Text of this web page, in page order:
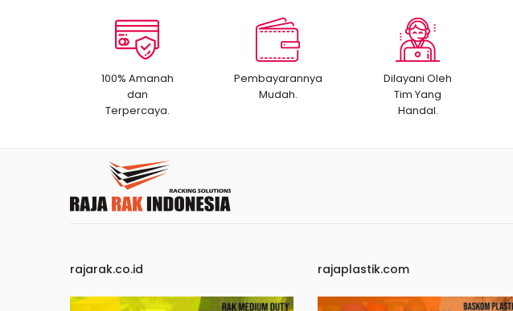
100% Amanah
dan
Terpercaya.
Pembayarannya
Mudah.
Dilayani Oleh
Tim Yang
Handal.
rajarak.co.id rajaplastik.com